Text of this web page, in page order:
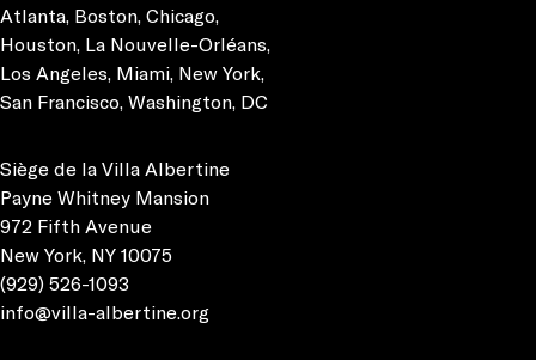
Atlanta, Boston, Chicago,
Houston, La Nouvelle-Orléans,
Los Angeles, Miami, New York,
San Francisco, Washington, DC
Siège de la Villa Albertine
Payne Whitney Mansion
972 Fifth Avenue
New York, NY 10075
(929) 526-1093
info@villa-albertine.org